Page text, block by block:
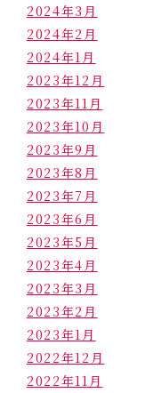
2024年3月
2024年2月
2024年1月
2023年12月
2023年11月
2023年10月
2023年9月
2023年8月
2023年7月
2023年6月
2023年5月
2023年4月
2023年3月
2023年2月
2023年1月
2022年12月
2022年11月